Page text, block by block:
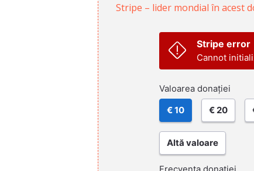
Stripe – lider mondial în acest
Stripe error
Cannot
Valoarea donației
€ 10 € 20
Altă valoare